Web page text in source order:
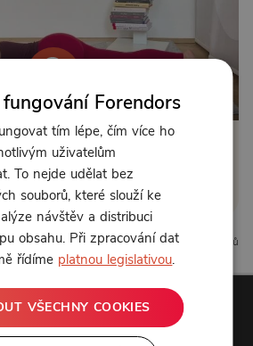
pro odemčení
nebo sepřihlaste
0 líbí 0 komentářů
Forendors
tím lépe, čím více ho
uživatelům
To nejde udělat bez
souborů, které slouží ke
návštěv a distribuci
obsahu. Při zpracování dat
řídíme platnou legislativou.
VŠECHNY COOKIES